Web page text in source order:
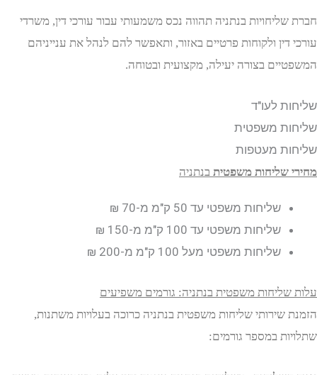
בנתניה תהווה נכס משמעותי עבור עורכי דין, משרדי
דין ולקוחות פרטיים באזור, ותאפשר להם לנהל את ענייניהם
בצורה יעילה, מקצועית ובטוחה.
לעו"ד
משפטית
מעטפות
שליחות משפטית בנתניה
שליחות משפטי עד 50 ק"מ
מ-70 ₪
שליחות משפטי עד 100 ק"מ
מ-150 ₪
שליחות משפטי מעל 100 ק"מ
מ-200 ₪
משפטית בנתניה: גורמים משפיעים
שירותי שליחות משפטית בנתניה כרוכה בעלויות משתנות,
במספר גורמים: